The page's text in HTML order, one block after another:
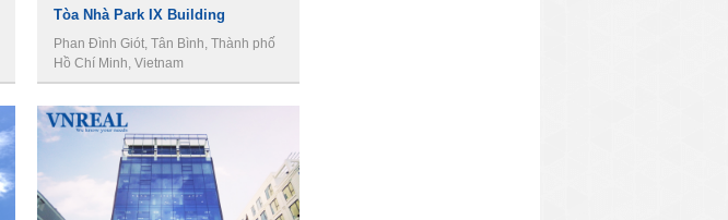
Tòa Nhà Park IX Building
Phan Đình Giót, Tân Bình, Thành phố
Hồ Chí Minh, Vietnam